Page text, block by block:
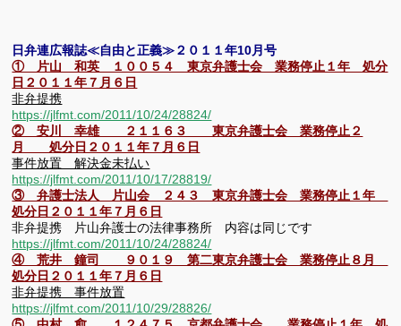
日弁連広報誌≪自由と正義≫２０１１年10月号
① 片山 和英 １００５４ 東京弁護士会 業務停止１年 処分
日２０１１年７月６日
非弁提携
https://jlfmt.com/2011/10/24/28824/
② 安川 幸雄 ２１１６３ 東京弁護士会 業務停止２
月 処分日２０１１年７月６日
事件放置 解決金未払い
https://jlfmt.com/2011/10/17/28819/
③ 弁護士法人 片山会 ２４３ 東京弁護士会 業務停止１年
処分日２０１１年７月６日
非弁提携 片山弁護士の法律事務所 内容は同じです
https://jlfmt.com/2011/10/24/28824/
④ 荒井 鐘司 ９０１９ 第二東京弁護士会 業務停止８月
処分日２０１１年７月６日
非弁提携 事件放置
https://jlfmt.com/2011/10/29/28826/